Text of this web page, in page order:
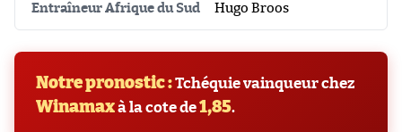
Entraîneur Afrique du Sud
Hugo Broos
Notre pronostic :Tchéquie vainqueur chez
Winamaxà la cote de1,85.